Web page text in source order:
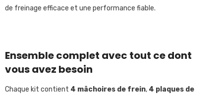
de freinage efficace et une performance fiable.
Ensemble complet avec tout ce dont
vous avez besoin
Chaque kit contient 4 mâchoires de frein, 4 plaques de